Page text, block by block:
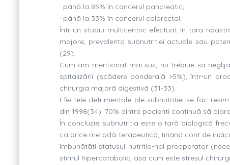
· pânã la 85% în cancerul pancreatic;
· pânã la 33% în cancerul colorectal.
Într-un studiu multicentric efectuat în tara
majore, prevalenta subnutritiei actuale sau
(29).
Cum am mentionat mai sus, nu trebuie sã
spitalizãrii (scãdere ponderalã >5%), într-un
chirurgia majorã digestivã (31-33).
Efectele detrimentale ale subnutritiei se fac
din 1998(34): 70% dintre pacienti continuã sã
În concluzie, subnutritia este o tarã biologicã
ca orice metodã terapeuticã, tinând cont de
îmbunãtãti statusul nutritio-nal preoperator
stimul hipercatabolic, asa cum este stresul